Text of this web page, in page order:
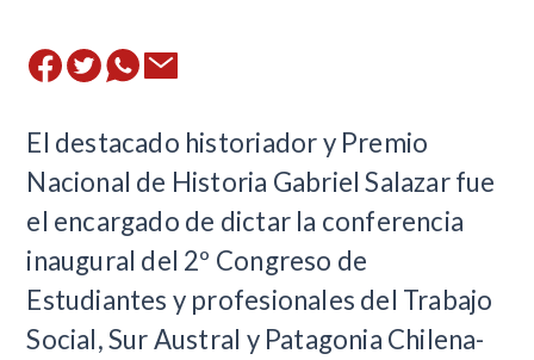
El destacado historiador y Premio
Nacional de Historia Gabriel Salazar fue
el encargado de dictar la conferencia
inaugural del 2º Congreso de
Estudiantes y profesionales del Trabajo
Social, Sur Austral y Patagonia Chilena-